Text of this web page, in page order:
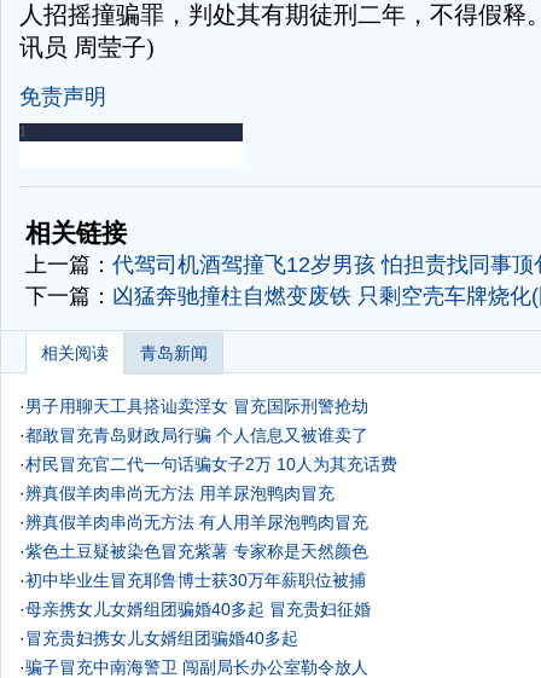
人招摇撞骗罪，判处其有期徒刑二年，不得假释
讯员 周莹子)
免责声明
-
相关链接
上一篇： 代驾司机酒驾撞飞12岁男孩 怕担责找同事顶
下一篇： 凶猛奔驰撞柱自燃变废铁 只剩空壳车牌烧化
相关阅读 青岛新闻
·男子用聊天工具搭讪卖淫女 冒充国际刑警抢劫
·都敢冒充青岛财政局行骗 个人信息又被谁卖了
·村民冒充官二代一句话骗女子2万 10人为其充话费
·辨真假羊肉串尚无方法 用羊尿泡鸭肉冒充
·辨真假羊肉串尚无方法 有人用羊尿泡鸭肉冒充
·紫色土豆疑被染色冒充紫薯 专家称是天然颜色
·初中毕业生冒充耶鲁博士获30万年薪职位被捕
·母亲携女儿女婿组团骗婚40多起 冒充贵妇征婚
·冒充贵妇携女儿女婿组团骗婚40多起
·骗子冒充中南海警卫 闯副局长办公室勒令放人